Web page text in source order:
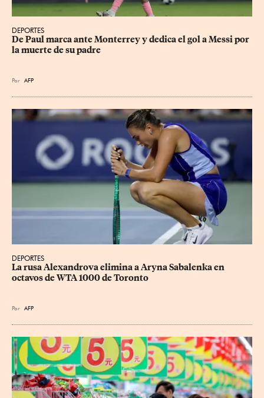
DEPORTES
De Paul marca ante Monterrey y dedica el gol a Messi por
la muerte de su padre
Por AFP
DEPORTES
La rusa Alexandrova elimina a Aryna Sabalenka en
octavos de WTA 1000 de Toronto
Por AFP